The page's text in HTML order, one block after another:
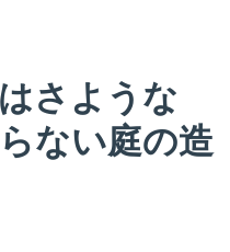
さような
ない庭の造